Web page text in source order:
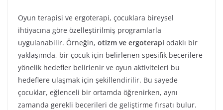
Oyun terapisi ve ergoterapi, çocuklara bireysel
ihtiyacına göre özelleştirilmiş programlarla
uygulanabilir. Örneğin, otizm ve ergoterapi odaklı bir
yaklaşımda, bir çocuk için belirlenen spesifik becerilere
yönelik hedefler belirlenir ve oyun aktiviteleri bu
hedeflere ulaşmak için şekillendirilir. Bu sayede
çocuklar, eğlenceli bir ortamda öğrenirken, aynı
zamanda gerekli becerileri de geliştirme fırsatı bulur.